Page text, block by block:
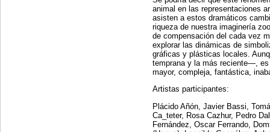
animal en las representaciones
asisten a estos dramáticos
riqueza de nuestra imaginería
de compensación del cada vez
explorar las dinámicas de
gráficas y plásticas locales.
temprana y la más reciente—, es
mayor, compleja, fantástica,
Artistas participantes:
Plácido Añón, Javier Bassi,
Ca_teter, Rosa Cazhur, Pedro
Fernández, Oscar Ferrando,